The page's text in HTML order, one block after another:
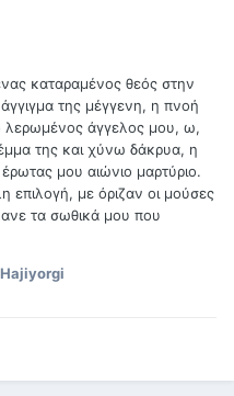
καταραμένος θεός στην
άγγιγμα της μέγγενη, η πνοή
λερωμένος άγγελος μου, ω,
της και χύνω δάκρυα, η
μου αιώνιο μαρτύριο.
επιλογή, με όριζαν οι μούσες
τα σωθικά μου που